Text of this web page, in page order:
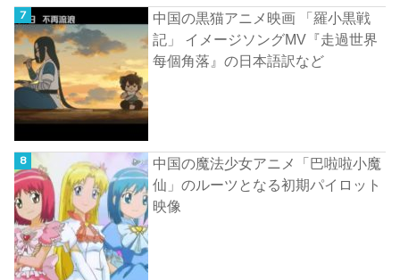
中国の黒猫アニメ映画 「羅小黒戦
記」 イメージソングMV『走過世界
每個角落』の日本語訳など
中国の魔法少女アニメ「巴啦啦小魔
仙」のルーツとなる初期パイロット
映像